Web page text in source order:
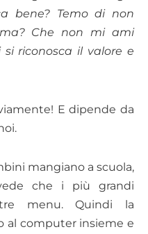
bene? Temo di non
Che non mi ami
riconosca il valore e
E dipende da
mangiano a scuola,
che i più grandi
menu. Quindi la
al computer insieme e